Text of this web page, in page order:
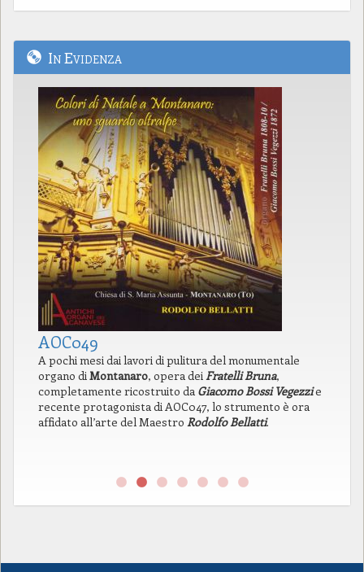
In Evidenza
AOC049
A pochi mesi dai lavori di pulitura del monumentale
organo diMontanaro, opera deiFratelli Bruna,
completamente ricostruito da Giacomo Bossi Vegezzie
recente protagonista di AOC047, lo strumento è ora
affidato all’arte del Maestro Rodolfo Bellatti.